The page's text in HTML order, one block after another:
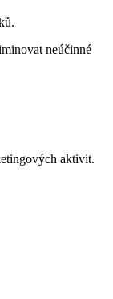
neúčinné
aktivit.